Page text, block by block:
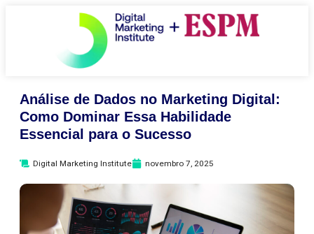
Análise de Dados no Marketing Digital:
Como Dominar Essa Habilidade
Essencial para o Sucesso
Digital Marketing Institute novembro 7, 2025